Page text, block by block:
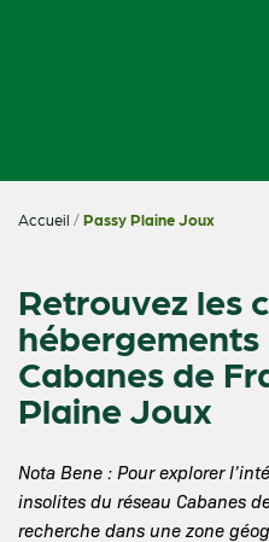
Accueil /Passy Plaine Joux
Retrouvez les
Cabanes de
Plaine Joux
Nota Bene : Pour explorer
insolites du réseau Cabanes
recherche dans une zone